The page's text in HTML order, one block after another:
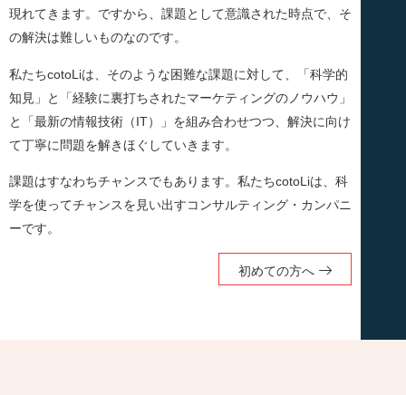
現れてきます。ですから、課題として意識された時点で、そ
の解決は難しいものなのです。
私たちcotoLiは、そのような困難な課題に対して、「科学的
知見」と「経験に裏打ちされたマーケティングのノウハウ」
と「最新の情報技術（IT）」を組み合わせつつ、解決に向け
て丁寧に問題を解きほぐしていきます。
課題はすなわちチャンスでもあります。私たちcotoLiは、科
学を使ってチャンスを見い出すコンサルティング・カンパニ
ーです。
初めての方へ